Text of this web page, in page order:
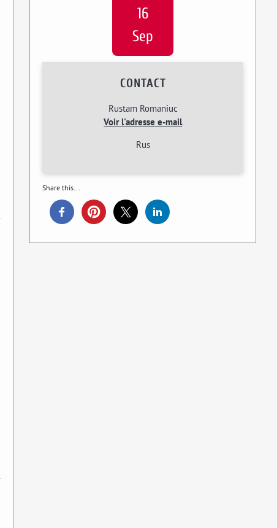
16
Sep
CONTACT
Rustam Romaniuc
Voir l'adresse e-mail
Rus
Share this...